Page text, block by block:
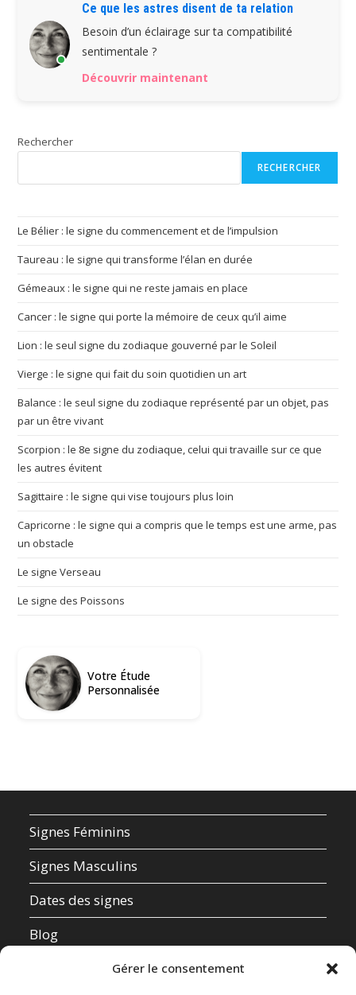
Gérer le consentement
Ce que les astres disent de ta relation
Besoin d’un éclairage sur ta compatibilité
sentimentale ?
Découvrir maintenant
Rechercher
RECHERCHER
Le Bélier : le signe du commencement et de l’impulsion
Taureau : le signe qui transforme l’élan en durée
Gémeaux : le signe qui ne reste jamais en place
Cancer : le signe qui porte la mémoire de ceux qu’il aime
Lion : le seul signe du zodiaque gouverné par le Soleil
Vierge : le signe qui fait du soin quotidien un art
Balance : le seul signe du zodiaque représenté par un objet, pas
par un être vivant
Scorpion : le 8e signe du zodiaque, celui qui travaille sur ce que
les autres évitent
Sagittaire : le signe qui vise toujours plus loin
Capricorne : le signe qui a compris que le temps est une arme, pas
un obstacle
Le signe Verseau
Le signe des Poissons
Votre Étude
Personnalisée
Signes Féminins
Signes Masculins
Dates des signes
Blog